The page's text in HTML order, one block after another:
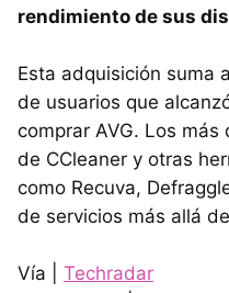
rendimiento de sus
Esta adquisición suma
de usuarios que
comprar AVG. Los
de CCleaner y otras
como Recuva,
de servicios más allá
Vía | Techradar